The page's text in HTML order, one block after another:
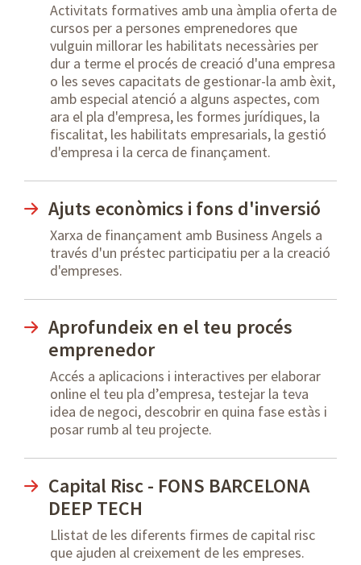
Activitats formatives amb una àmplia oferta de
cursos per a persones emprenedores que
vulguin millorar les habilitats necessàries per
dur a terme el procés de creació d'una empresa
o les seves capacitats de gestionar-la amb èxit,
amb especial atenció a alguns aspectes, com
ara el pla d'empresa, les formes jurídiques, la
fiscalitat, les habilitats empresarials, la gestió
d'empresa i la cerca de finançament.
Ajuts econòmics i fons d'inversió
Xarxa de finançament amb Business Angels a
través d'un préstec participatiu per a la creació
d'empreses.
Aprofundeix en el teu procés
emprenedor
Accés a aplicacions i interactives per elaborar
online el teu pla d’empresa, testejar la teva
idea de negoci, descobrir en quina fase estàs i
posar rumb al teu projecte.
Capital Risc - FONS BARCELONA
DEEP TECH
Llistat de les diferents firmes de capital risc
que ajuden al creixement de les empreses.